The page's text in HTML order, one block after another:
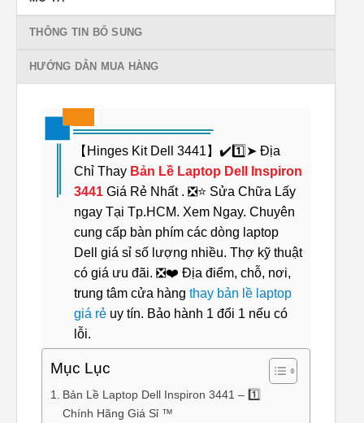
THÔNG TIN BỔ SUNG
HƯỚNG DẪN MUA HÀNG
【Hinges Kit Dell 3441】✔️1️⃣➤ Địa
Chỉ Thay Bản Lề Laptop Dell Inspiron
3441 Giá Rẻ Nhất . ❎⭐ Sửa Chữa Lấy
ngay Tại Tp.HCM. Xem Ngay. Chuyên
cung cấp bàn phím các dòng laptop
Dell giá sỉ số lượng nhiều. Thợ kỹ thuật
có giá ưu đãi. ❎❤️ Địa điểm, chỗ, nơi,
trung tâm cửa hàng thay bản lề laptop
giá rẻ uy tín. Bảo hành 1 đổi 1 nếu có
lỗi.
Mục Lục
Bản Lề Laptop Dell Inspiron 3441 – 1️⃣
Chính Hãng Giá Sỉ ™